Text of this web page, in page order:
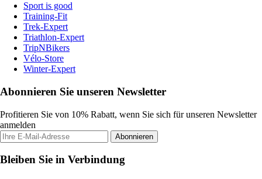
Sport is good
Training-Fit
Trek-Expert
Triathlon-Expert
TripNBikers
Vélo-Store
Winter-Expert
Abonnieren Sie unseren Newsletter
Profitieren Sie von 10% Rabatt, wenn Sie sich für unseren Newsletter
anmelden
Abonnieren
Bleiben Sie in Verbindung